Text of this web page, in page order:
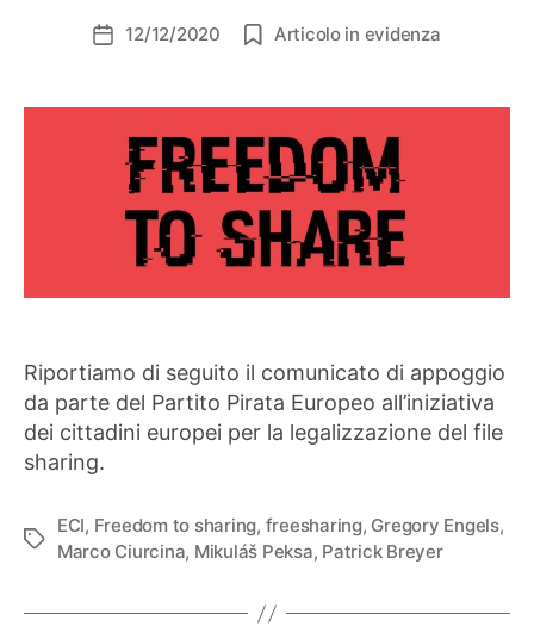
Data12/12/2020 Articolo in evidenza
Riportiamo di seguito il comunicato di appoggio
da parte del Partito Pirata Europeo all’iniziativa
dei cittadini europei per la legalizzazione del file
sharing.
Tag
ECI, Freedom to sharing, freesharing, Gregory Engels,
Marco Ciurcina, Mikuláš Peksa, Patrick Breyer